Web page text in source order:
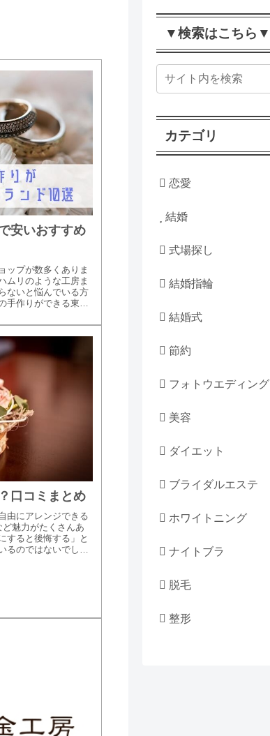
安いおすすめ
ップが数多くありま
ムリのような工房ま
ないと悩んでいる方
手作りができる東京
口コミまとめ
由にアレンジできる
魅力がたくさんあ
すると後悔する」と
るのではないでしょ
▼検索はこちら▼
カテゴリ
恋愛
結婚
式場探し
結婚指輪
結婚式
節約
フォトウエディング
美容
ダイエット
ブライダルエステ
ホワイトニング
ナイトブラ
脱毛
整形